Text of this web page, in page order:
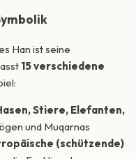
Han ist seine
15 verschiedene
Stiere, Elefanten,
und Muqarnas
(schützende)